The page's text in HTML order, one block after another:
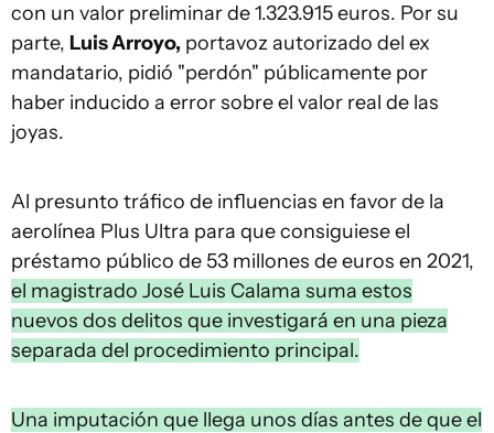
con un valor preliminar de 1.323.915 euros. Por su
parte, Luis Arroyo, portavoz autorizado del ex
mandatario, pidió "perdón" públicamente por
haber inducido a error sobre el valor real de las
joyas.
Al presunto tráfico de influencias en favor de la
aerolínea Plus Ultra para que consiguiese el
préstamo público de 53 millones de euros en 2021,
el magistrado José Luis Calama suma estos
nuevos dos delitos que investigará en una pieza
separada del procedimiento principal.
Una imputación que llega unos días antes de que el